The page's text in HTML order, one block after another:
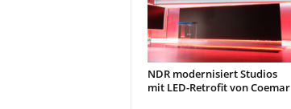
NDR modernisiert Studios
mit LED-Retrofit von Coemar